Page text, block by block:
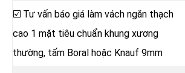
☑️ Tư vấn báo giá làm vách ngăn thạch
cao 1 mặt tiêu chuẩn khung xương
thường, tấm Boral hoặc Knauf 9mm